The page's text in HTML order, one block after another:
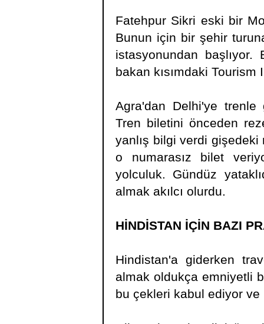
Fatehpur Sikri eski bir
Bunun için bir şehir
istasyonundan
bakan kısımdaki
Agra'dan Delhi'ye
Tren biletini önceden
yanlış bilgi verdi
o numarasız bilet
yolculuk. Gündüz
almak akılcı olurdu.
HİNDİSTAN İÇİN BAZI
Hindistan'a giderken
almak oldukça emniyetli
bu çekleri kabul ediyor